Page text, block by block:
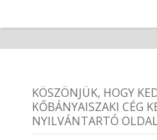
KÖSZÖNJÜK, HOGY
KŐBÁNYAISZAKI CÉG
NYILVÁNTARTÓ